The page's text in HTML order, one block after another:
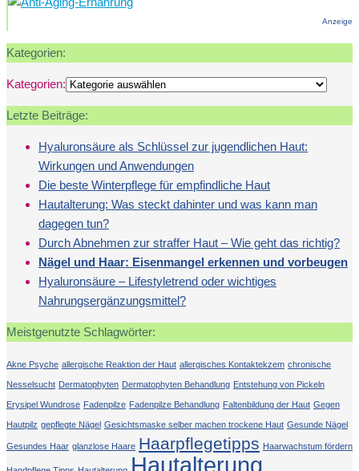
Anzeige
Kategorien:
Kategorien:
Letzte Beiträge:
Hyaluronsäure als Schlüssel zur jugendlichen Haut:
Wirkungen und Anwendungen
Die beste Winterpflege für empfindliche Haut
Hautalterung: Was steckt dahinter und was kann man
dagegen tun?
Durch Abnehmen zur straffer Haut – Wie geht das richtig?
Nägel und Haar: Eisenmangel erkennen und vorbeugen
Hyaluronsäure – Lifestyletrend oder wichtiges
Nahrungsergänzungsmittel?
Meistgenutzte Schlagwörter:
Akne Psyche allergische Reaktion der Haut allergisches Kontaktekzem chronische
Nesselsucht Dermatophyten Dermatophyten Behandlung Entstehung von Pickeln
Erysipel Wundrose Fadenpilze Fadenpilze Behandlung Faltenbildung der Haut Gegen
Hautpilz gepflegte Nägel Gesichtsmaske selber machen trockene Haut Gesunde Nägel
Gesundes Haar glanzlose Haare Haarpflegetipps Haarwachstum fördern
Hautalterung